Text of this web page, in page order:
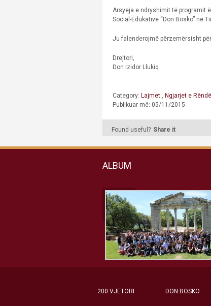
Arsyeja e ndryshimit të programit
Social-Edukative “Don Bosko” në
Ju falenderojmë përzemërsisht
Drejtori,
Don Izidor Llukiq
Category: Lajmet , Ngjarjet e
Publikuar më: 05/11/2015
Found useful? Share it
ALBUM
200 VJETORI DON BOSKO